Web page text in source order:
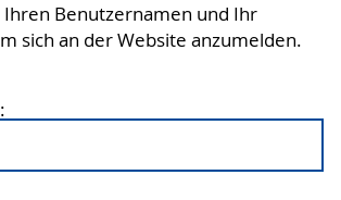
Ihren Benutzernamen und Ihr
sich an der Website anzumelden.